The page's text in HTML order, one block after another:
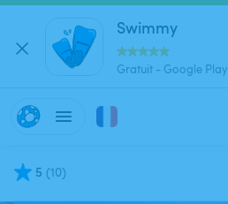
Swimmy
Gratuit - Google Play
5 (10)